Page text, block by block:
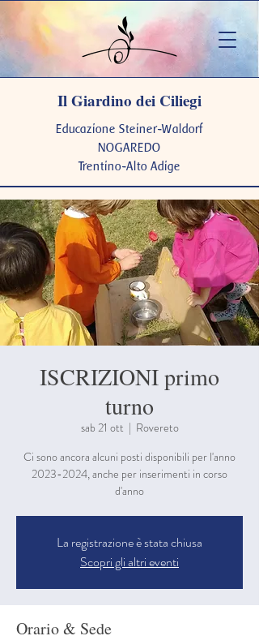
Il Giardino dei Ciliegi
Educazione Steiner-Waldorf
NOGAREDO
Trentino-Alto Adige
ISCRIZIONI primo
turno
sab 21 ott
  |
Rovereto
Ci sono ancora alcuni posti disponibili per l'anno
2023-2024, anche per inserimenti in corso
d'anno
La registrazione è stata chiusa
Scopri gli altri eventi
Orario & Sede